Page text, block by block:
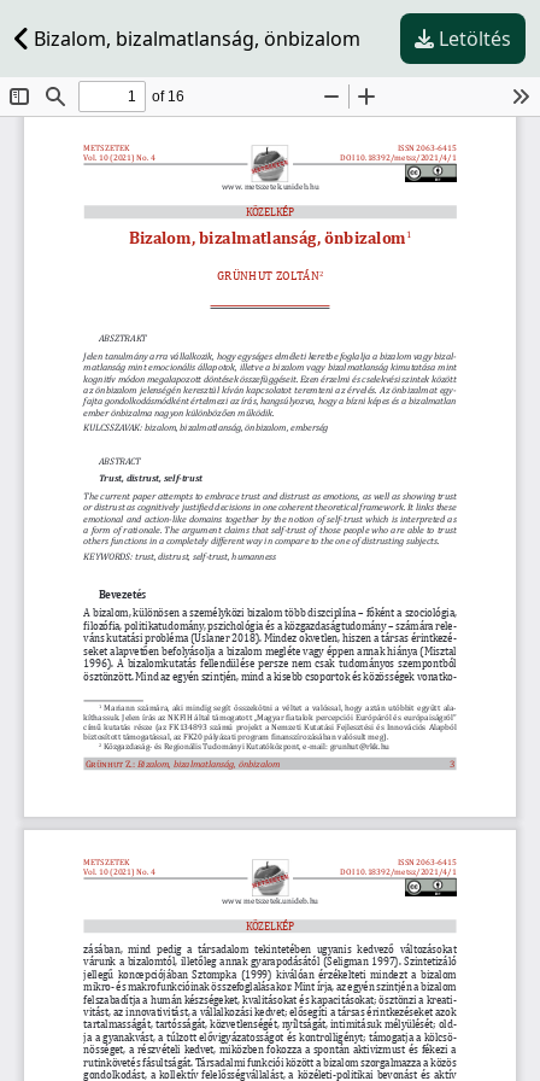
Bizalom, bizalmatlanság, önbizalom Letöltés